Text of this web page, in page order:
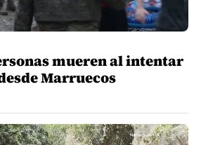
mueren al intentar
Marruecos